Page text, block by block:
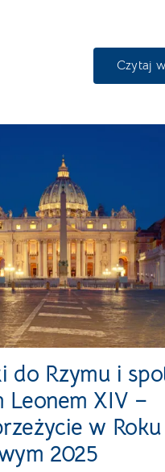
Czytaj
do Rzymu i
Leonem XIV –
w Roku
2025